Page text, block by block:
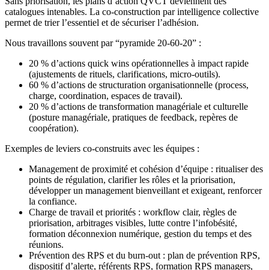
catalogues intenables. La co‑construction par intelligence collective
permet de trier l’essentiel et de sécuriser l’adhésion.
Nous travaillons souvent par “pyramide 20‑60‑20” :
20 % d’actions quick wins opérationnelles à impact rapide
(ajustements de rituels, clarifications, micro‑outils).
60 % d’actions de structuration organisationnelle (process,
charge, coordination, espaces de travail).
20 % d’actions de transformation managériale et culturelle
(posture managériale, pratiques de feedback, repères de
coopération).
Exemples de leviers co‑construits avec les équipes :
Management de proximité et cohésion d’équipe : ritualiser des
points de régulation, clarifier les rôles et la priorisation,
développer un management bienveillant et exigeant, renforcer
la confiance.
Charge de travail et priorités : workflow clair, règles de
priorisation, arbitrages visibles, lutte contre l’infobésité,
formation déconnexion numérique, gestion du temps et des
réunions.
Prévention des RPS et du burn-out : plan de prévention RPS,
dispositif d’alerte, référents RPS, formation RPS managers,